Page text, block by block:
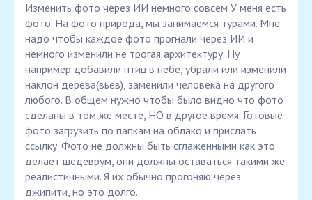
Изменить фото через ИИ немного совсем У меня есть
фото. На фото природа, мы занимаемся турами. Мне
надо чтобы каждое фото прогнали через ИИ и
немного изменили не трогая архитектуру. Ну
например добавили птиц в небе, убрали или изменили
наклон дерева(вьев), заменили человека на другого
любого. В общем нужно чтобы было видно что фото
сделаны в том же месте, НО в другое время. Готовые
фото загрузить по папкам на облако и прислать
ссылку. Фото не должны быть сглаженными как это
делает шедеврум, они должны оставаться такими же
реалистичными. Я их обычно прогоняю через
джипити, но это долго.